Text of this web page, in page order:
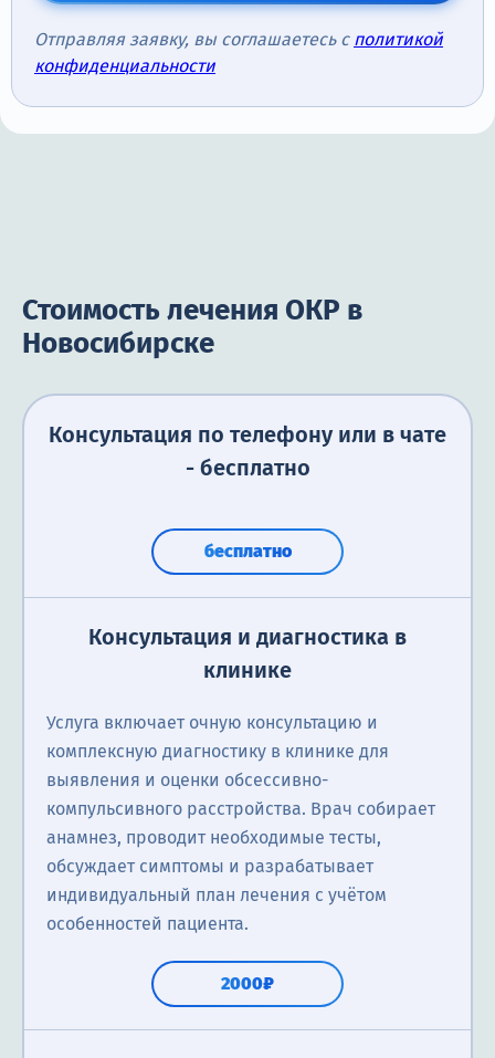
Отправляя заявку, вы соглашаетесь с политикой
конфиденциальности
Стоимость лечения ОКР в
Новосибирске
Консультация по телефону или в чате
- бесплатно
бесплатно
Консультация и диагностика в
клинике
Услуга включает очную консультацию и
комплексную диагностику в клинике для
выявления и оценки обсессивно-
компульсивного расстройства. Врач собирает
анамнез, проводит необходимые тесты,
обсуждает симптомы и разрабатывает
индивидуальный план лечения с учётом
особенностей пациента.
2000₽